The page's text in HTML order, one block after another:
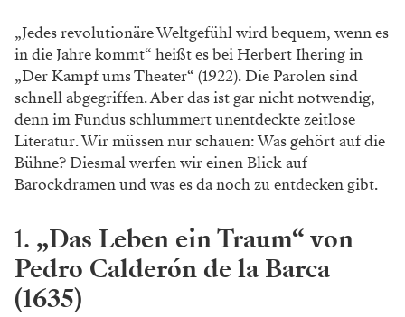
„Jedes revolutionäre Weltgefühl wird bequem, wenn es
in die Jahre kommt“ heißt es bei Herbert Ihering in
„Der Kampf ums Theater“ (1922). Die Parolen sind
schnell abgegriffen. Aber das ist gar nicht notwendig,
denn im Fundus schlummert unentdeckte zeitlose
Literatur. Wir müssen nur schauen: Was gehört auf die
Bühne? Diesmal werfen wir einen Blick auf
Barockdramen und was es da noch zu entdecken gibt.
1. „Das Leben ein Traum“ von
Pedro Calderón de la Barca
(1635)